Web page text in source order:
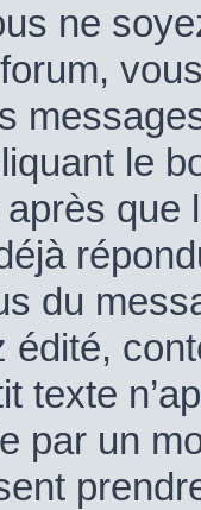
ne
le
que
du
édité,
texte
par un